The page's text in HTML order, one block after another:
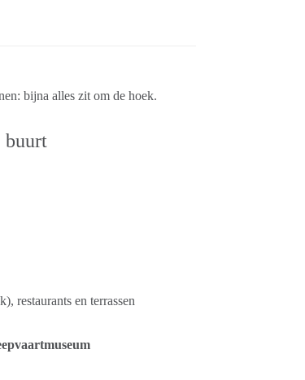
bijna alles zit om de hoek.
buurt
restaurants en terrassen